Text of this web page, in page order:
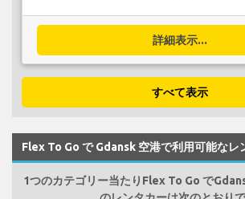
詳細表示...
すべて表示
Flex To Go で Gdansk 空港で利用可能なレ
1つのカテゴリー当たりFlex To Go で